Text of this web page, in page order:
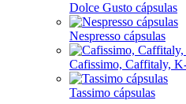
Dolce Gusto cápsulas
Nespresso cápsulas
Cafissimo, Caffitaly,
Tassimo cápsulas